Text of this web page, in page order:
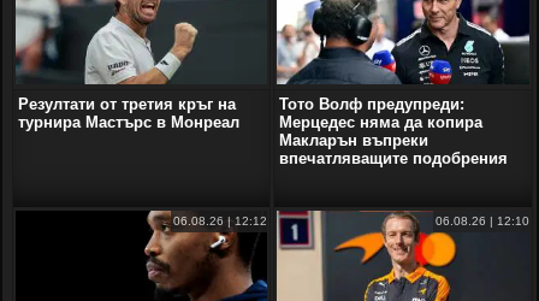
Резултати от третия кръг на
турнира Мастърс в Монреал
Тото Волф предупреди:
Мерцедес няма да копира
Макларън въпреки
впечатляващите подобрения
06.08.26 | 12:12 06.08.26 | 12:10